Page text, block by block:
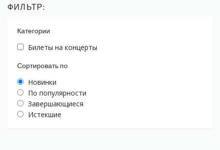
ФИЛЬТР:
Категории
Билеты на концерты
Сортировать по
Новинки
По популярности
Завершающиеся
Истекшие